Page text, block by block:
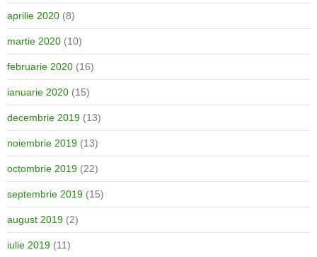
aprilie 2020 (8)
martie 2020 (10)
februarie 2020 (16)
ianuarie 2020 (15)
decembrie 2019 (13)
noiembrie 2019 (13)
octombrie 2019 (22)
septembrie 2019 (15)
august 2019 (2)
iulie 2019 (11)